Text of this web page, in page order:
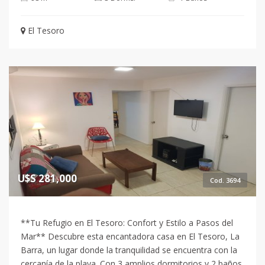
El Tesoro
Cod. 3694
U$S 281,000
**Tu Refugio en El Tesoro: Confort y Estilo a Pasos del
Mar** Descubre esta encantadora casa en El Tesoro, La
Barra, un lugar donde la tranquilidad se encuentra con la